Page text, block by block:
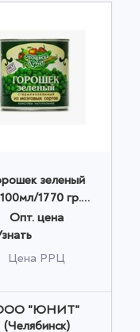
зеленый
1770 гр.
край ГОСТ ж/
шт оптом
Опт. цена
Цена РРЦ
"ЮНИТ"
(Челябинск)